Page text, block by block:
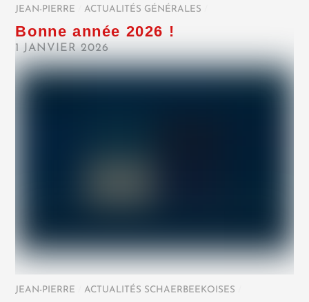
JEAN-PIERRE ACTUALITÉS GÉNÉRALES
Bonne année 2026 !
1 JANVIER 2026
JEAN-PIERRE ACTUALITÉS SCHAERBEEKOISES